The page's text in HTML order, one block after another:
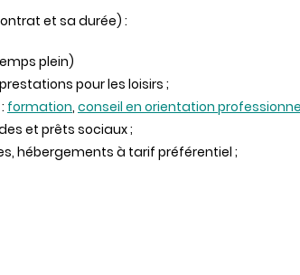
et sa durée) :
plein)
pour les loisirs ;
formation, conseil en orientation
et prêts sociaux ;
hébergements à tarif préférentiel ;